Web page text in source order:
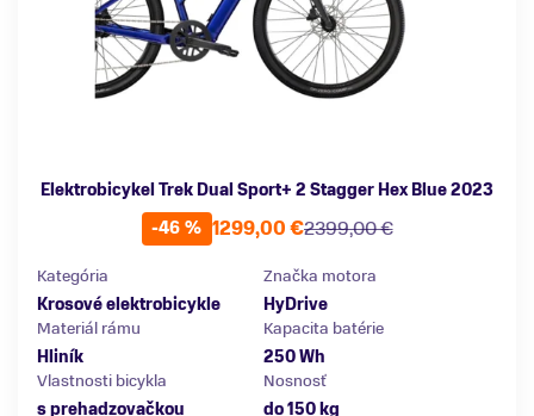
Elektrobicykel Trek Dual Sport+ 2 Stagger Hex Blue 2023
-46 %
2399,00 €
1299,00 €
Kategória
Krosové elektrobicykle
Značka motora
HyDrive
Materiál rámu
Hliník
Kapacita batérie
250 Wh
Vlastnosti bicykla
s prehadzovačkou
Nosnosť
do 150 kg